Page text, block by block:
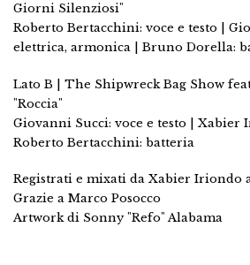
Giorni Silenziosi"
Roberto Bertacchini: voce e testo |
elettrica, armonica | Bruno Dorella:
Lato B | The Shipwreck Bag Show
"Roccia"
Giovanni Succi: voce e testo | Xabier
Roberto Bertacchini: batteria
Registrati e mixati da Xabier Iriondo
Grazie a Marco Posocco
Artwork di Sonny "Refo" Alabama